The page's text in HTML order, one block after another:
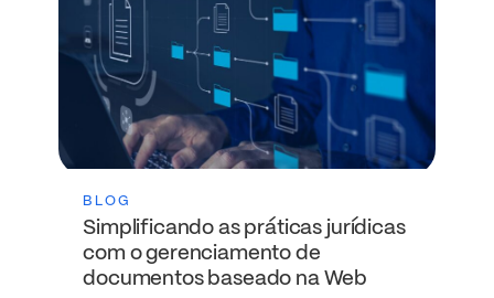
BLOG
Simplificando as práticas jurídicas
com o gerenciamento de
documentos baseado na Web